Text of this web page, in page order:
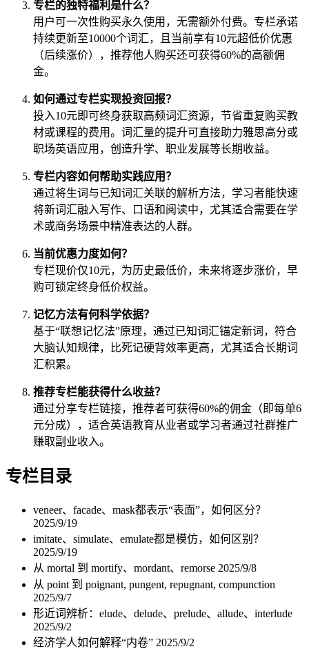
专栏的独特福利是什么？
用户可一次性购买永久使用，无需额外付费。专栏承诺
持续更新至10000个词汇，且当前享有10元超低价优惠
（后续涨价），推荐他人购买还可获得60%的高额佣
金。
如何通过专栏实现投资回报？
投入10元即可终身获取高频词汇资源，节省重复购买教
材或课程的费用。词汇量的提升可直接助力雅思高分或
职场英语应用，创造升学、职业发展等长期收益。
专栏内容如何帮助实践应用？
通过将生词与已知词汇关联的解析方法，学习者能快速
将新词汇融入写作、口语和阅读中，尤其适合需要在学
术或商务场景中精准表达的人群。
当前优惠力度如何？
专栏现价仅10元，为历史最低价，未来将逐步涨价，早
购可锁定终身低价权益。
记忆方法有何科学依据？
基于“联想记忆法”原理，通过已知词汇锚定新词，符合
大脑认知规律，比死记硬背效率更高，尤其适合长期词
汇积累。
推荐专栏能获得什么收益？
通过分享专栏链接，推荐者可获得60%的佣金（即每单6
元分成），适合英语教育从业者或学习者通过社群推广
赚取副业收入。
专栏目录
veneer、facade、mask都表示“表面”，如何区分？
2025/9/19
imitate、simulate、emulate都是模仿，如何区别？
2025/9/19
从 mortal 到 mortify、mordant、remorse 2025/9/8
从 point 到 poignant, pungent, repugnant, compunction
2025/9/7
形近词辨析：elude、delude、prelude、allude、interlude
2025/9/2
经济学人如何解释“内卷” 2025/9/2